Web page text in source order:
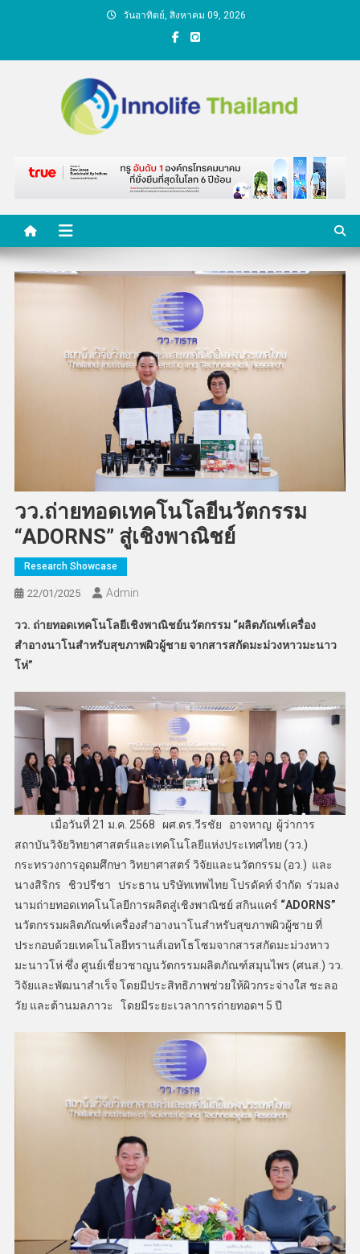
วันอาทิตย์, สิงหาคม 09, 2026
คนกับความคิด ชีวิตกับ
นวัตกรรม
วว.ถ่ายทอดเทคโนโลยีนวัตกรรม
“ADORNS” สู่เชิงพาณิชย์
Research Showcase
22/01/2025 Admin
วว. ถ่ายทอดเทคโนโลยีเชิงพาณิชย์นวัตกรรม “ผลิตภัณฑ์เครื่อง
สำอางนาโนสำหรับสุขภาพผิวผู้ชาย จากสารสกัดมะม่วงหาวมะนาว
โห่”
เมื่อวันที่ 21 ม.ค. 2568 ผศ.ดร.วีรชัย อาจหาญ ผู้ว่าการ
สถาบันวิจัยวิทยาศาสตร์และเทคโนโลยีแห่งประเทศไทย (วว.)
กระทรวงการอุดมศึกษา วิทยาศาสตร์ วิจัยและนวัตกรรม (อว.) และ
นางสิริกร ชิวปรีชา ประธาน บริษัทเทพไทย โปรดัคท์ จำกัด ร่วมลง
นามถ่ายทอดเทคโนโลยีการผลิตสู่เชิงพาณิชย์ สกินแคร์ “ADORNS”
นวัตกรรมผลิตภัณฑ์เครื่องสำอางนาโนสำหรับสุขภาพผิวผู้ชาย ที่
ประกอบด้วยเทคโนโลยีทรานส์เอทโธโซมจากสารสกัดมะม่วงหาว
มะนาวโห่ ซึ่ง ศูนย์เชี่ยวชาญนวัตกรรมผลิตภัณฑ์สมุนไพร (ศนส.) วว.
วิจัยและพัฒนาสำเร็จ โดยมีประสิทธิภาพช่วยให้ผิวกระจ่างใส ชะลอ
วัย และต้านมลภาวะ โดยมีระยะเวลาการถ่ายทอดฯ 5 ปี